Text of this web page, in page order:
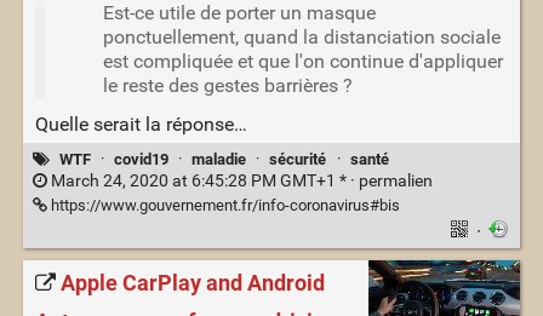
Est-ce utile de porter un masque
ponctuellement, quand la distanciation sociale
est compliquée et que l'on continue d'appliquer
le reste des gestes barrières ?
Quelle serait la réponse…
WTF · covid19 · maladie · sécurité · santé
March 24, 2020 at 6:45:28 PM GMT+1 * · permalien
https://www.gouvernement.fr/info-coronavirus#bis
·
Apple CarPlay and Android